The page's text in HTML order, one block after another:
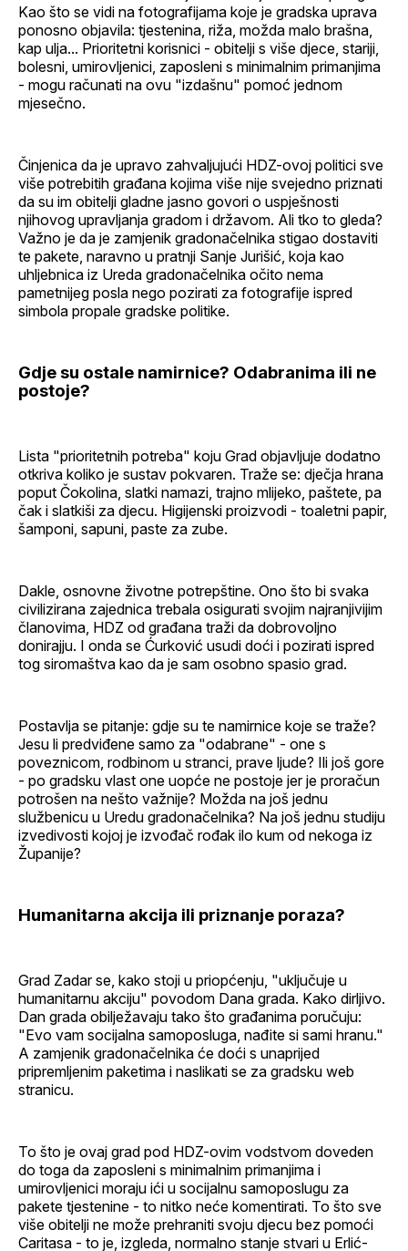
Kao što se vidi na fotografijama koje je gradska uprava
ponosno objavila: tjestenina, riža, možda malo brašna,
kap ulja... Prioritetni korisnici - obitelji s više djece, stariji,
bolesni, umirovljenici, zaposleni s minimalnim primanjima
- mogu računati na ovu "izdašnu" pomoć jednom
mjesečno.
Činjenica da je upravo zahvaljujući HDZ-ovoj politici sve
više potrebitih građana kojima više nije svejedno priznati
da su im obitelji gladne jasno govori o uspješnosti
njihovog upravljanja gradom i državom. Ali tko to gleda?
Važno je da je zamjenik gradonačelnika stigao dostaviti
te pakete, naravno u pratnji Sanje Jurišić, koja kao
uhljebnica iz Ureda gradonačelnika očito nema
pametnijeg posla nego pozirati za fotografije ispred
simbola propale gradske politike.
Gdje su ostale namirnice? Odabranima ili ne
postoje?
Lista "prioritetnih potreba" koju Grad objavljuje dodatno
otkriva koliko je sustav pokvaren. Traže se: dječja hrana
poput Čokolina, slatki namazi, trajno mlijeko, paštete, pa
čak i slatkiši za djecu. Higijenski proizvodi - toaletni papir,
šamponi, sapuni, paste za zube.
Dakle, osnovne životne potrepštine. Ono što bi svaka
civilizirana zajednica trebala osigurati svojim najranjivijim
članovima, HDZ od građana traži da dobrovoljno
donirajju. I onda se Ćurković usudi doći i pozirati ispred
tog siromaštva kao da je sam osobno spasio grad.
Postavlja se pitanje: gdje su te namirnice koje se traže?
Jesu li predviđene samo za "odabrane" - one s
poveznicom, rodbinom u stranci, prave ljude? Ili još gore
- po gradsku vlast one uopće ne postoje jer je proračun
potrošen na nešto važnije? Možda na još jednu
službenicu u Uredu gradonačelnika? Na još jednu studiju
izvedivosti kojoj je izvođač rođak ilo kum od nekoga iz
Županije?
Humanitarna akcija ili priznanje poraza?
Grad Zadar se, kako stoji u priopćenju, "uključuje u
humanitarnu akciju" povodom Dana grada. Kako dirljivo.
Dan grada obilježavaju tako što građanima poručuju:
"Evo vam socijalna samoposluga, nađite si sami hranu."
A zamjenik gradonačelnika će doći s unaprijed
pripremljenim paketima i naslikati se za gradsku web
stranicu.
To što je ovaj grad pod HDZ-ovim vodstvom doveden
do toga da zaposleni s minimalnim primanjima i
umirovljenici moraju ići u socijalnu samoposlugu za
pakete tjestenine - to nitko neće komentirati. To što sve
više obitelji ne može prehraniti svoju djecu bez pomoći
Caritasa - to je, izgleda, normalno stanje stvari u Erlić-